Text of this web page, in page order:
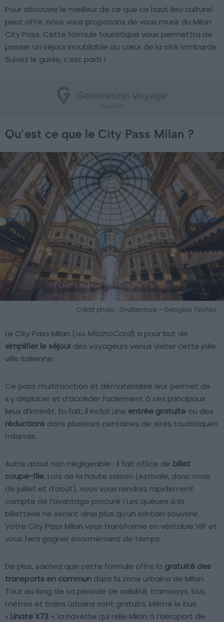
Pour découvrir le meilleur de ce que ce haut lieu culturel
peut offrir, nous vous proposons de vous munir du Milan
City Pass. Cette formule touristique vous permettra de
passer un séjour inoubliable au cœur de la cité lombarde.
Suivez le guide, c’est parti !
Qu’est ce que le City Pass Milan ?
Crédit photo : Shutterstock – Georgios Tsichlis
Le City Pass Milan (ou MilanoCard) a pour but de
simplifier le séjour des voyageurs venus visiter cette jolie
ville italienne.
Ce pass multifonction et dématérialisé leur permet de
s’y déplacer et d’accéder facilement à ses principaux
lieux d’intérêt. En fait, il inclut une entrée gratuite ou des
réductions dans plusieurs centaines de sites touristiques
milanais.
Autre atout non négligeable : il fait office de billet
coupe-file. Lors de la haute saison (estivale, donc mois
de juillet et d’août), vous vous rendrez rapidement
compte de l’avantage procuré ! Les queues à la
billetterie ne seront ainsi plus qu’un lointain souvenir.
Votre City Pass Milan vous transforme en véritable VIP et
vous fera gagner énormément de temps.
De plus, sachez que cette formule offre la gratuité des
transports en commun dans la zone urbaine de Milan.
Tout au long de sa période de validité, tramways, bus,
métros et trains urbains sont gratuits. Même le bus
« Linate X73 », la navette qui relie Milan à l’aéroport de